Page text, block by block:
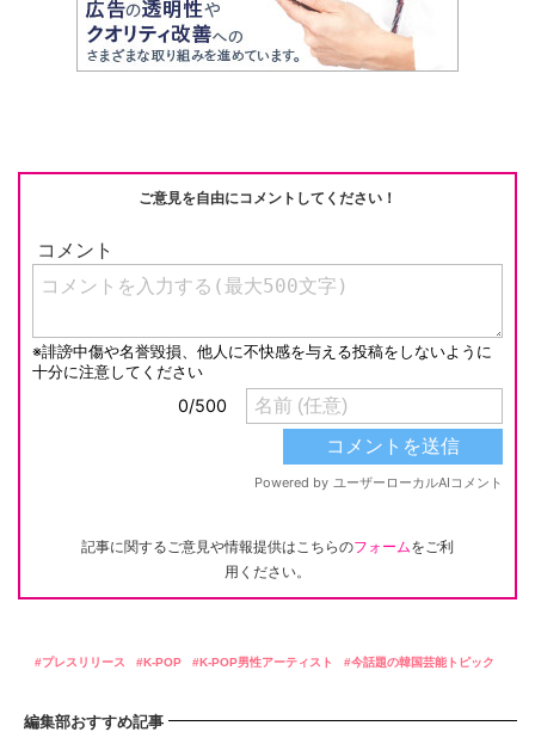
ご意見を自由にコメントしてください！
記事に関するご意見や情報提供はこちらのフォームをご利
用ください。
プレスリリース K-POP K-POP男性アーティスト 今話題の韓国芸能トピック
編集部おすすめ記事